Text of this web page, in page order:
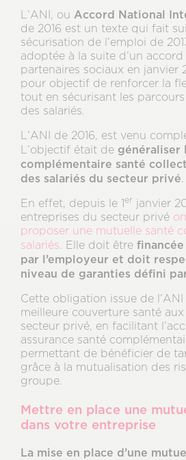
L’ANI, ou Accord National
de 2016 est un texte qui fait
sécurisation de l’emploi de
adoptée à la suite d’un
partenaires sociaux en janvier
pour objectif de renforcer la
tout en sécurisant les
des salariés.
L’ANI de 2016, est venu
L’objectif était de généraliser
complémentaire santé
des salariés du secteur privé.
En effet, depuis le 1er janvier
entreprises du secteur privé
proposer une mutuelle santé
salariés. Elle doit être financée
par l’employeur et doit
niveau de garanties défini
Cette obligation issue de
meilleure couverture santé
secteur privé, en facilitant
assurance santé
permettant de bénéficier de
grâce à la mutualisation des
groupe.
Mettre en place une
dans votre entreprise
La mise en place d’une